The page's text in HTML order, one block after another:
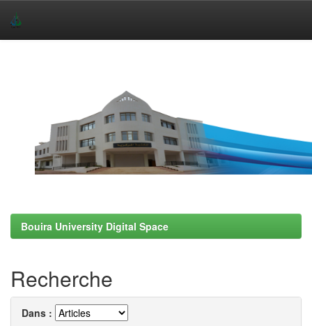
Bouira University Digital Space
Recherche
Dans :